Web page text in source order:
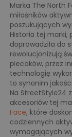
Marka The North
miłośników
poszukujących
Historia tej marki,
doprowadziła do
rewolucjonizują
plecaków, przez
technologię
to synonim
Na StreetStyle24
akcesoriów tej
Face, które
codziennych
wymagających